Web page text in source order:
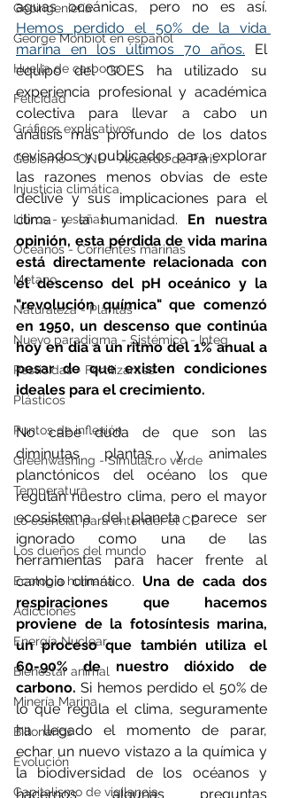
Geoingeniería
George Monbiot en español
Huella de carbono
Felicidad
Gráficos explicativos
Gobierno - ONU - Acuerdo de Paris
Injusticia climática
Libros - reseñas
Océanos - Corrientes marinas
Metano
Naturaleza - Plantas
Nuevo paradigma - Sistémico - Integ
Pesticidas - Fertilizantes
Plásticos
Puntos de inflexión
Greenwashing - Simulacro verde
Temperatura
Lo esencial para entender el CC
Los dueños del mundo
Ecología humana
Adicciones
Energía Nuclear
Bienestar animal
Minería Marina
Billonarios
Evolución
Capitalismo de vigilancia
Hemos perdido el 50% de la vida
marina en los últimos 70 años. El
equipo del GOES ha utilizado su
experiencia profesional y académica
colectiva para llevar a cabo un
análisis más profundo de los datos
revisados y publicados para explorar
las razones menos obvias de este
declive y sus implicaciones para el
clima y la humanidad. En nuestra
opinión, esta pérdida de vida marina
está directamente relacionada con
el descenso del pH oceánico y la
"revolución química" que comenzó
en 1950, un descenso que continúa
hoy en día a un ritmo del 1% anual a
pesar de que existen condiciones
ideales para el crecimiento.
No cabe duda de que son las
diminutas plantas y animales
planctónicos del océano los que
regulan nuestro clima, pero el mayor
ecosistema del planeta parece ser
ignorado como una de las
herramientas para hacer frente al
cambio climático. Una de cada dos
respiraciones que hacemos
proviene de la fotosíntesis marina,
un proceso que también utiliza el
60-90% de nuestro dióxido de
carbono. Si hemos perdido el 50% de
lo que regula el clima, seguramente
ha llegado el momento de parar,
echar un nuevo vistazo a la química y
la biodiversidad de los océanos y
hacernos algunas preguntas